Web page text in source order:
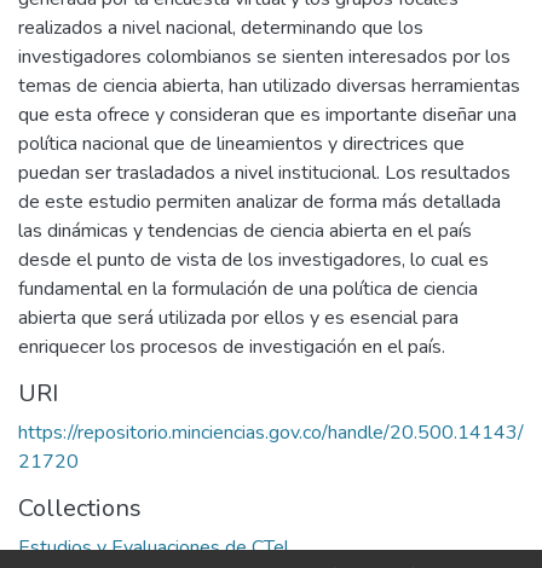
realizados a nivel nacional, determinando que los
investigadores colombianos se sienten interesados por los
temas de ciencia abierta, han utilizado diversas herramientas
que esta ofrece y consideran que es importante diseñar una
política nacional que de lineamientos y directrices que
puedan ser trasladados a nivel institucional. Los resultados
de este estudio permiten analizar de forma más detallada
las dinámicas y tendencias de ciencia abierta en el país
desde el punto de vista de los investigadores, lo cual es
fundamental en la formulación de una política de ciencia
abierta que será utilizada por ellos y es esencial para
enriquecer los procesos de investigación en el país.
URI
https://repositorio.minciencias.gov.co/handle/20.500.14143/
21720
Collections
Estudios y Evaluaciones de CTel